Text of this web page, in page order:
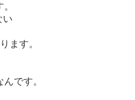
い
ます。
んです。